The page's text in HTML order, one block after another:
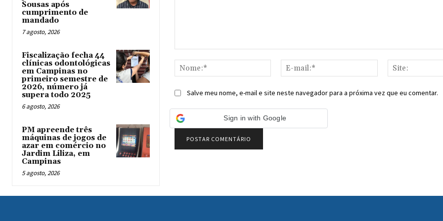
Sousas após
cumprimento de
mandado
7 agosto, 2026
Fiscalização fecha 44
clínicas odontológicas
em Campinas no
primeiro semestre de
2026, número já
supera todo 2025
6 agosto, 2026
PM apreende três
máquinas de jogos de
azar em comércio no
Jardim Liliza, em
Campinas
5 agosto, 2026
Nome:*
mail:*
Salve meu nome, e-mail e site neste navegador para a próxima vez que eu comentar.
Sign in with Google